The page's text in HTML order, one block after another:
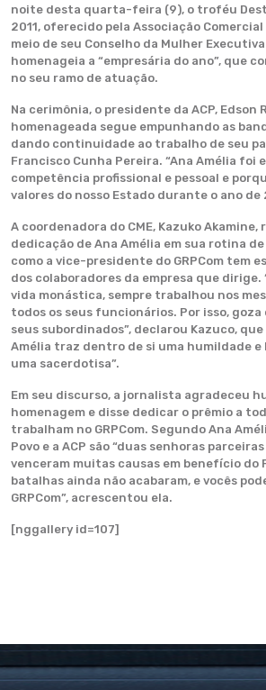
noite desta quarta-feira (9), o troféu
2011, oferecido pela Associação Comercial
meio de seu Conselho da Mulher Executiva
homenageia a “empresária do ano”, que
no seu ramo de atuação.
Na cerimônia, o presidente da ACP, Edson
homenageada segue empunhando as
dando continuidade ao trabalho de seu
Francisco Cunha Pereira. “Ana Amélia foi
competência profissional e pessoal e
valores do nosso Estado durante o ano de
A coordenadora do CME, Kazuko Akamine,
dedicação de Ana Amélia em sua rotina
como a vice-presidente do GRPCom tem
dos colaboradores da empresa que dirige.
vida monástica, sempre trabalhou nos
todos os seus funcionários. Por isso, goza
seus subordinados”, declarou Kazuco,
Amélia traz dentro de si uma humildade e
uma sacerdotisa”.
Em seu discurso, a jornalista agradeceu
homenagem e disse dedicar o prêmio a
trabalham no GRPCom. Segundo Ana
Povo e a ACP são “duas senhoras
venceram muitas causas em benefício do
batalhas ainda não acabaram, e vocês
GRPCom”, acrescentou ela.
[nggallery id=107]